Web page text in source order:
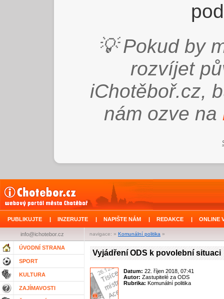
💡 Pokud by
rozvíjet
iChotěboř.cz,
nám ozve na
PUBLIKUJTE | INZERUJTE | NAPIŠTE NÁM | REDAKCE | ONLINE
navigace: » Komunální politika »
info@ichotebor.cz
ÚVODNÍ STRANA
SPORT
KULTURA
ZAJÍMAVOSTI
Vyjádření ODS k povolební situaci
Datum: 22. říjen 2018, 07:41
Autor: Zastupitelé za ODS
Rubrika: Komunální politika